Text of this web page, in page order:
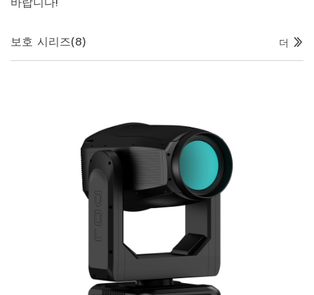
보호 시리즈(8) 더